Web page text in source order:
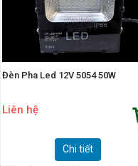
Đèn Pha Led 12V 5054 50W
Liên hệ
Chi tiết